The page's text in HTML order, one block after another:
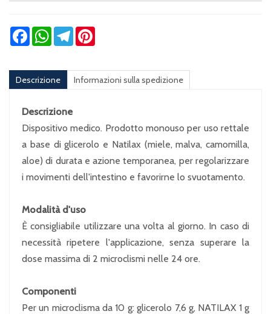
FacebookWhatsApp
Telegram
Descrizione Informazioni sulla spedizione
Descrizione
Dispositivo medico. Prodotto monouso per uso rettale
a base di glicerolo e Natilax (miele, malva, camomilla,
aloe) di durata e azione temporanea, per regolarizzare
i movimenti dell'intestino e favorirne lo svuotamento.
Modalità d'uso
È consigliabile utilizzare una volta al giorno. In caso di
necessità ripetere l'applicazione, senza superare la
dose massima di 2 microclismi nelle 24 ore.
Componenti
Per un microclisma da 10 g: glicerolo 7,6 g, NATILAX 1 g